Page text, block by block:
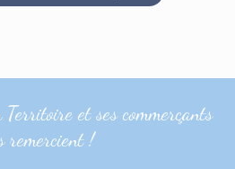
Territoire et ses commerçants
remercient !